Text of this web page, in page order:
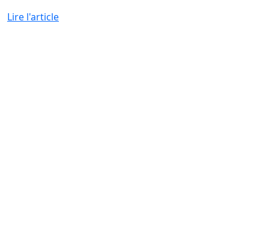
Lire l'article